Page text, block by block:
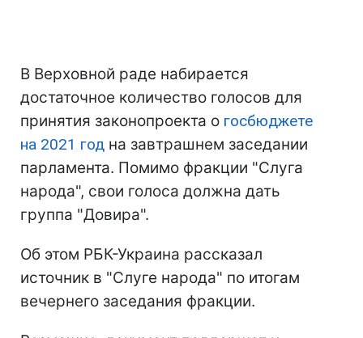
В Верховной раде набирается
достаточное количество голосов для
принятия законопроекта о госбюджете
на 2021 год на завтрашнем заседании
парламента. Помимо фракции "Слуга
народа", свои голоса должна дать
группа "Довира".
Об этом РБК-Украина рассказал
источник в "Слуге народа" по итогам
вечернего заседания фракции.